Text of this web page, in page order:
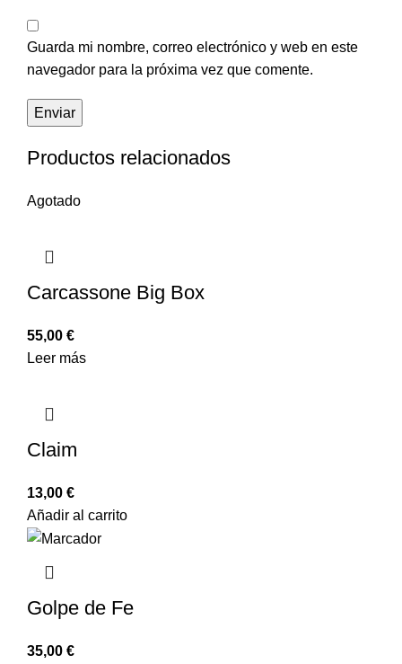
Guarda mi nombre, correo electrónico y web en este
navegador para la próxima vez que comente.
Productos relacionados
Agotado
Carcassone Big Box
55,00 €
Leer más
Claim
13,00 €
Añadir al carrito
Golpe de Fe
35,00 €